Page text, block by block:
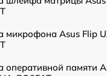
микрофона Asus Flip
оперативной памяти